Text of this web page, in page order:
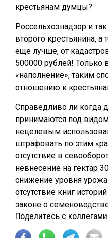
крестьянам думцы?
Россельхознадзор и
второго крестьянина,
еще лучше, от
500000 рублей! Только
«наполнение», таким
отношению к
Справедливо ли когда
принимаются под
нецелевым
штрафовать по этим
отсутствие в
невнесение на гектар
снижение уровня
отсутствие книг
законе о
Поделитесь с коллегами